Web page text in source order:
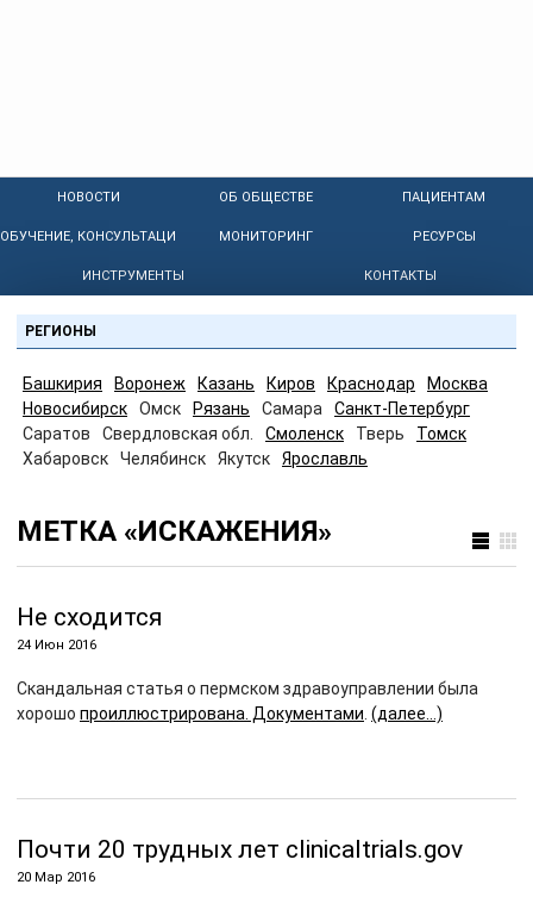
НОВОСТИ ОБ ОБЩЕСТВЕ ПАЦИЕНТАМ
ОБУЧЕНИЕ, КОНСУЛЬТАЦИИ МОНИТОРИНГ РЕСУРСЫ
ИНСТРУМЕНТЫ КОНТАКТЫ
РЕГИОНЫ
Башкирия Воронеж Казань Киров Краснодар
Москва
Новосибирск
Омск Рязань Самара
Санкт-Петербург
Саратов
Свердловская обл. Смоленск Тверь
Томск
Хабаровск
Челябинск Якутск Ярославль
МЕТКА «ИСКАЖЕНИЯ»
Не сходится
24 Июн 2016
Скандальная статья о пермском здравоуправлении была
хорошо проиллюстрирована. Документами (далее…)
Почти 20 трудных лет clinicaltrials.gov
20 Мар 2016